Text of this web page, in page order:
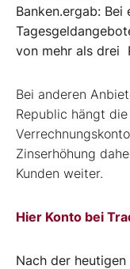
Banken.ergab:
von mehr als drei
Bei anderen
Republic hängt
Zinserhöhung
Kunden weiter.
Hier Konto bei
Nach der